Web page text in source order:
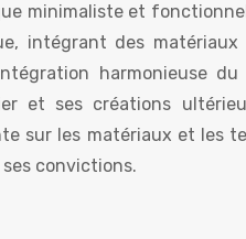
minimaliste et
intégrant des
harmonieuse
et ses créations
sur les matériaux et les
convictions.